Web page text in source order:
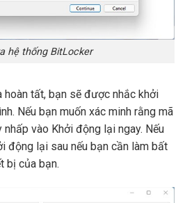
hệ thống BitLocker
hoàn tất, bạn sẽ được nhắc khởi
Nếu bạn muốn xác minh rằng mã
nhấp vào Khởi động lại ngay. Nếu
động lại sau nếu bạn cần làm bất
bị của bạn.